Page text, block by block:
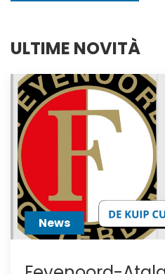
ULTIME NOVITÀ
News